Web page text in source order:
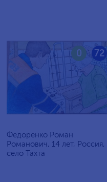
72
0
Федоренко Роман
Романович, 14 лет, Россия,
село Тахта